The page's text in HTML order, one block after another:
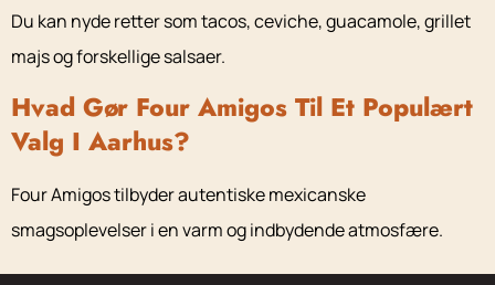
Du kan nyde retter som tacos, ceviche, guacamole, grillet
majs og forskellige salsaer.
Hvad Gør Four Amigos Til Et Populært
Valg I Aarhus?
Four Amigos tilbyder autentiske mexicanske
smagsoplevelser i en varm og indbydende atmosfære.